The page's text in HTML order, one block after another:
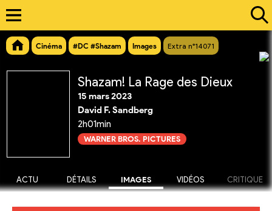
Cinéma #DC #Shazam Images Extra n°14071
Shazam! La Rage des Dieux
15 mars 2023
David F. Sandberg
2h01min
WARNER BROS. PICTURES
ACTU DÉTAILS IMAGES VIDÉOS CRITIQUE